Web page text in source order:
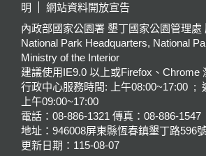
明
網站資料開放宣告
內政部國家公園署 墾丁國家公園管理處
National Park Headquarters, National
Ministry of the Interior
建議使用IE9.0 以上或Firefox、Chrome
行政中心服務時間: 上午08:00~17:00 ;
上午09:00~17:00
電話：08-886-1321 傳真：08-886-1547
地址：946008屏東縣恆春鎮墾丁路596
更新日期： 115-08-07